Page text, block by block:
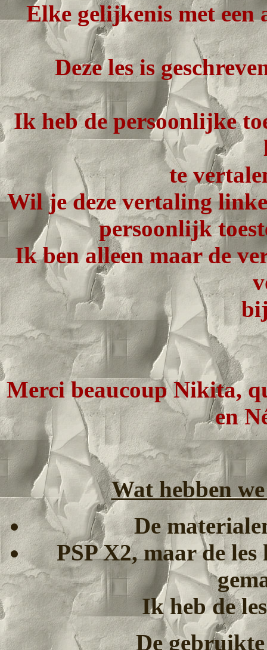
Elke gelijkenis met
Deze les is
Ik heb de persoonlijke
te
Wil je deze vertaling
persoonlijk
Ik ben alleen maar de
Merci beaucoup Nikita,
en
Wat hebben
De
PSP X2, maar de
Ik heb de
De